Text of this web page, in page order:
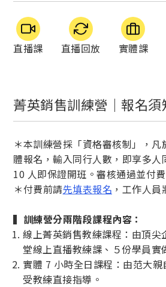
直播課 直播回放 實體課
菁英銷售訓練營｜報名須
＊本訓練營採「資格審核制」，
體報名，輸入同行人數，即享多
10 人即保證開班。審核通過並付
＊付費前請先填表報名 ，工作人
▍訓練營分兩階段課程內容：
線上菁英銷售教練課程：由頂
堂線上直播教練課、５份學員
實體 7 小時全日課程：由范大
受教練直接指導。